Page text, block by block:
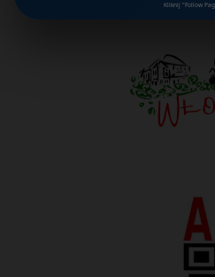
Kliknij "Follow